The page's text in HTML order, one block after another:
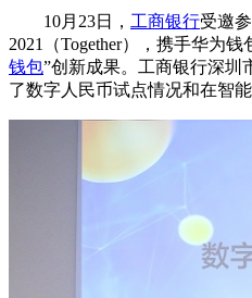
10月23日， 工商银行受邀
2021（Together），携手华为钱
钱包”创新成果。工商银行深圳
了数字人民币试点情况和在智